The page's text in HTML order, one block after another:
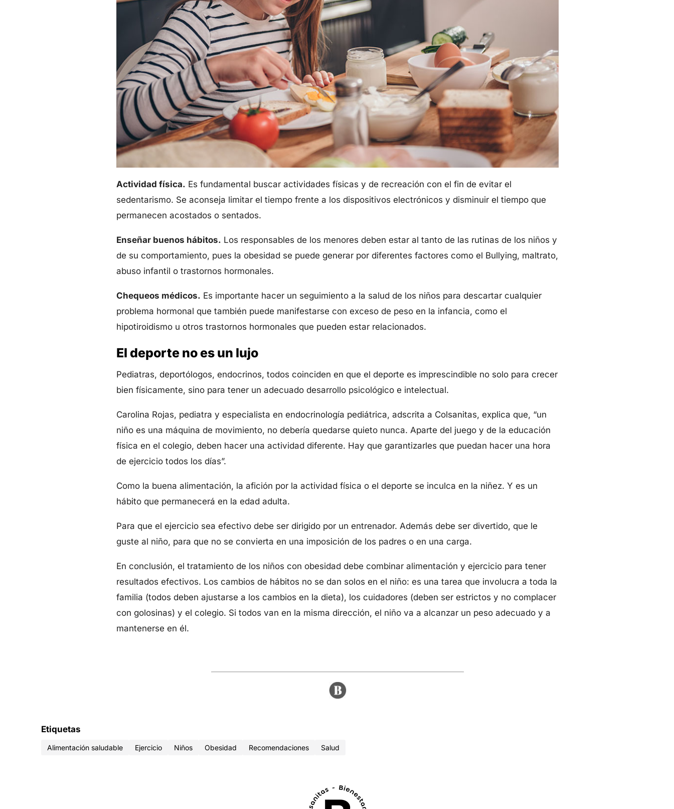
Actividad física. Es fundamental buscar actividades físicas y de recreación con el fin de evitar el
sedentarismo. Se aconseja limitar el tiempo frente a los dispositivos electrónicos y disminuir el tiempo que
permanecen acostados o sentados.
Enseñar buenos hábitos. Los responsables de los menores deben estar al tanto de las rutinas de los niños y
de su comportamiento, pues la obesidad se puede generar por diferentes factores como el Bullying, maltrato,
abuso infantil o trastornos hormonales.
Chequeos médicos. Es importante hacer un seguimiento a la salud de los niños para descartar cualquier
problema hormonal que también puede manifestarse con exceso de peso en la infancia, como el
hipotiroidismo u otros trastornos hormonales que pueden estar relacionados.
El deporte no es un lujo
Pediatras, deportólogos, endocrinos, todos coinciden en que el deporte es imprescindible no solo para crecer
bien físicamente, sino para tener un adecuado desarrollo psicológico e intelectual.
Carolina Rojas, pediatra y especialista en endocrinología pediátrica, adscrita a Colsanitas, explica que, “un
niño es una máquina de movimiento, no debería quedarse quieto nunca. Aparte del juego y de la educación
física en el colegio, deben hacer una actividad diferente. Hay que garantizarles que puedan hacer una hora
de ejercicio todos los días”.
Como la buena alimentación, la afición por la actividad física o el deporte se inculca en la niñez. Y es un
hábito que permanecerá en la edad adulta.
Para que el ejercicio sea efectivo debe ser dirigido por un entrenador. Además debe ser divertido, que le
guste al niño, para que no se convierta en una imposición de los padres o en una carga.
En conclusión, el tratamiento de los niños con obesidad debe combinar alimentación y ejercicio para tener
resultados efectivos. Los cambios de hábitos no se dan solos en el niño: es una tarea que involucra a toda la
familia (todos deben ajustarse a los cambios en la dieta), los cuidadores (deben ser estrictos y no complacer
con golosinas) y el colegio. Si todos van en la misma dirección, el niño va a alcanzar un peso adecuado y a
mantenerse en él.
Etiquetas
Alimentación saludable Ejercicio Niños Obesidad Recomendaciones Salud